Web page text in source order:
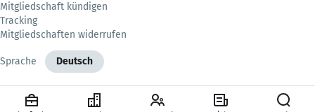
Mitgliedschaft kündigen
Tracking
Mitgliedschaften widerrufen
Sprache Deutsch